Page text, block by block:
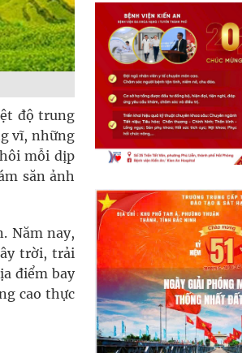
độ trung
vĩ, những
mỗi dịp
săn ảnh
Năm nay,
trời, trải
điểm bay
cao thực